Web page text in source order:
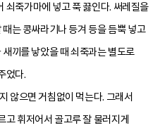
쇠죽가마에 넣고 푹 끓인다. 써레질을
는 콩싸라기나 등겨 등을 듬뿍 넣고
끼를 낳았을 때 쇠죽과는 별도로
었다.
않으면 거침없이 먹는다. 그래서
휘저어서 골고루 잘 물러지게